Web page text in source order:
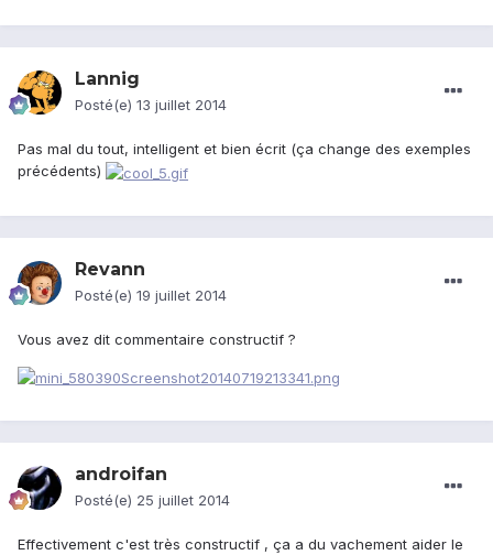
Lannig
Posté(e) 13 juillet 2014
Pas mal du tout, intelligent et bien écrit (ça change des exemples
précédents)
Revann
Posté(e) 19 juillet 2014
Vous avez dit commentaire constructif ?
androifan
Posté(e) 25 juillet 2014
Effectivement c'est très constructif , ça a du vachement aider le